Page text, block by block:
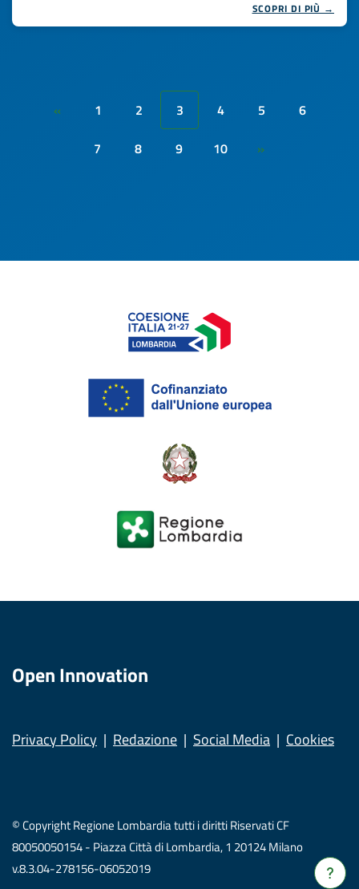
Verrà
SCOPRI DI PIÙ →
« 1 2 3 4 5
6
7
8 9 10 »
Open Innovation
Privacy Policy Redazione Social Media Cookies
© Copyright Regione Lombardia tutti i diritti Riservati CF
80050050154 - Piazza Città di Lombardia, 1 20124 Milano
v.8.3.04-278156-06052019